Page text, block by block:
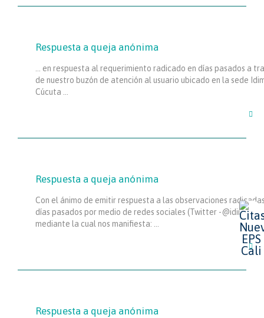
Respuesta a queja anónima
… en respuesta al requerimiento radicado en días pasados a
de nuestro buzón de atención al usuario ubicado en la sede
Cúcuta …

Respuesta a queja anónima
Con el ánimo de emitir respuesta a las observaciones
días pasados por medio de redes sociales (Twitter -@idimesa),
mediante la cual nos manifiesta: …

Respuesta a queja anónima